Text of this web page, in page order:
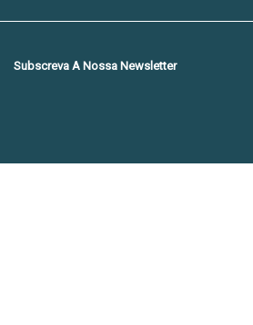
Subscreva A Nossa Newsletter